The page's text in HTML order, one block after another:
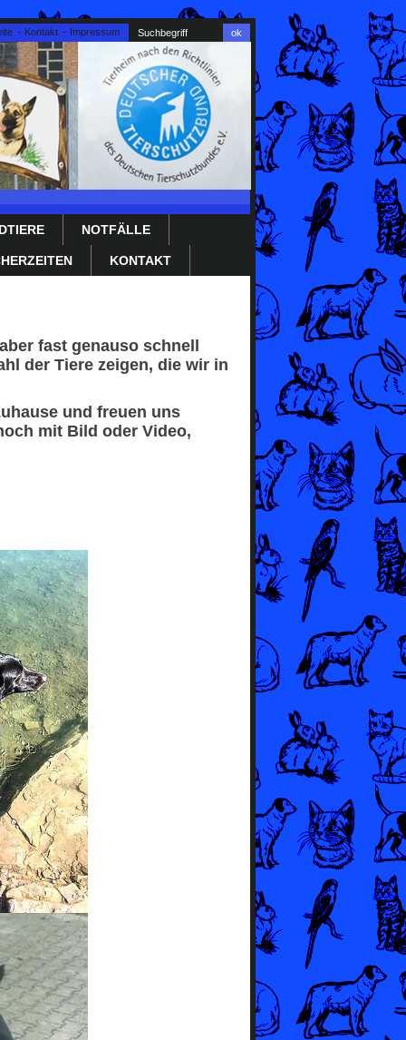
Kontakt Impressum
NOTFÄLLE
KONTAKT
fast genauso schnell
der Tiere zeigen, die wir in
und freuen uns
mit Bild oder Video,